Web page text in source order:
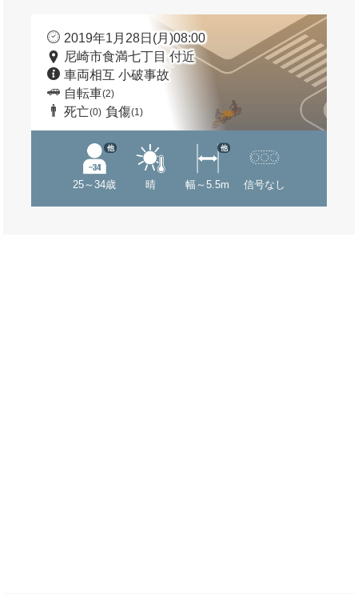
2019年1月28日(月)08:00
尼崎市食満七丁目 付近
車両相互 小破事故
自転車(2)
死亡(0) 負傷(1)
25～34歳
他
晴 幅～5.5m
他
信号なし